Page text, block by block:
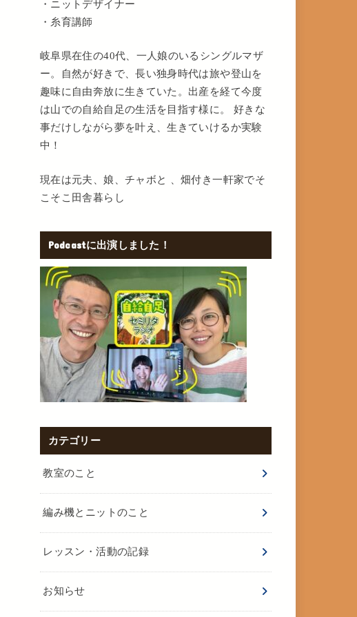
・ニットデザイナー
・糸育講師
岐阜県在住の40代、一人娘のいるシングルマザ
ー。自然が好きで、長い独身時代は旅や登山を
趣味に自由奔放に生きていた。出産を経て今度
は山での自給自足の生活を目指す様に。 好きな
事だけしながら夢を叶え、生きていけるか実験
中！
現在は元夫、娘、チャボと 、畑付き一軒家でそ
こそこ田舎暮らし
Podcastに出演しました！
カテゴリー
教室のこと
編み機とニットのこと
レッスン・活動の記録
お知らせ